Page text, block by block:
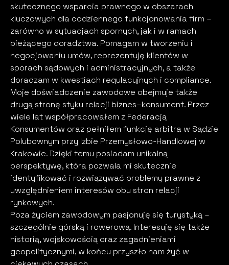
skutecznego wsparcia prawnego w obszarach
kluczowych dla codziennego funkcjonowania firm –
zarówno w sytuacjach spornych, jak i w ramach
bieżącego doradztwa. Pomagam w tworzeniu i
negocjowaniu umów, reprezentuję klientów w
sporach sądowych i administracyjnych, a także
doradzam w kwestiach regulacyjnych i compliance.
Moje doświadczenie zawodowe obejmuje także
drugą stronę styku relacji biznes–konsument. Przez
wiele lat współpracowałem z Federacją
Konsumentów oraz pełniłem funkcję arbitra w Sądzie
Polubownym przy Izbie Przemysłowo-Handlowej w
Krakowie. Dzięki temu posiadam unikalną
perspektywę, która pozwala mi skutecznie
identyfikować i rozwiązywać problemy prawne z
uwzględnieniem interesów obu stron relacji
rynkowych.
Poza życiem zawodowym pasjonuję się turystyką –
szczególnie górską i rowerową. Interesuję się także
historią, wojskowością oraz zagadnieniami
geopolitycznymi, w końcu przyszło nam żyć w